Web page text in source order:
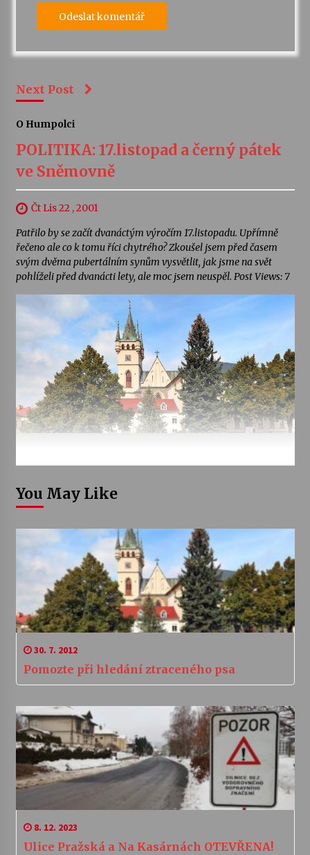
Next Post
O Humpolci
POLITIKA: 17.listopad a černý pátek
ve Sněmovně
Čt Lis 22 , 2001
Patřilo by se začít dvanáctým výročím 17.listopadu. Upřímně
řečeno ale co k tomu říci chytrého? Zkoušel jsem před časem
svým dvěma pubertálním synům vysvětlit, jak jsme na svět
pohlíželi před dvanácti lety, ale moc jsem neuspěl. Post Views: 7
You May Like
30. 7. 2012
Pomozte při hledání ztraceného psa
8. 12. 2023
Ulice Pražská a Na Kasárnách OTEVŘENA!